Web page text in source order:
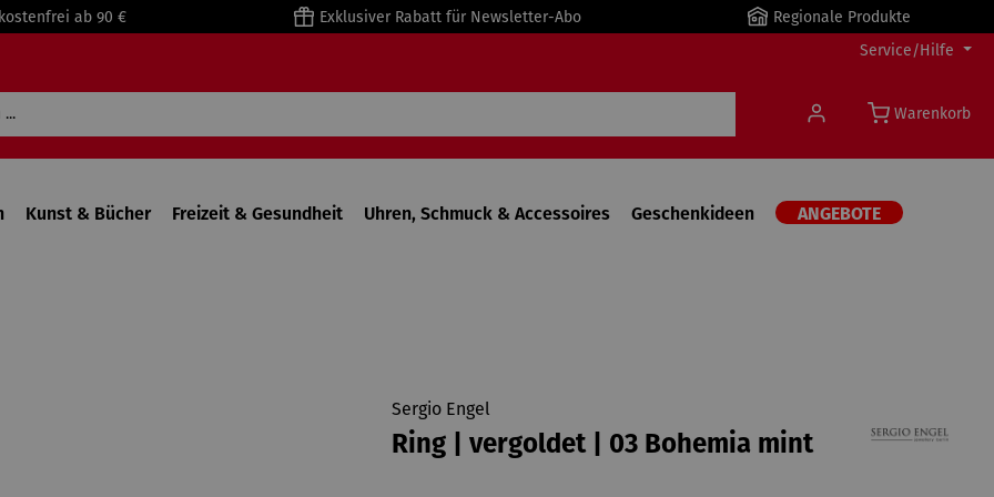
ab 90 € Exklusiver Rabatt für Newsletter-Abo
Regionale Produkte
Service/Hilfe
Warenkorb
Kunst & Bücher Freizeit & Gesundheit Uhren, Schmuck & Accessoires Geschenkideen ANGEBOTE
Sergio Engel
Ring | vergoldet | 03 Bohemia mint